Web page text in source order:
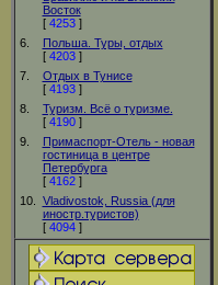
Восток
[ 4253]
6.
Польша. Туры, отдых
[ 4203]
7.
Отдых в Тунисе
[ 4193]
8.
Туризм. Всё о туризме.
[ 4190]
9.
Примаспорт-Отель - новая
гостиница в центре
Петербурга
[ 4162]
10.
Vladivostok, Russia (для
иностр.туристов)
[ 4094]